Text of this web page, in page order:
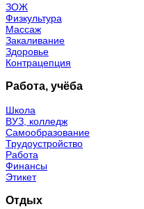
ЗОЖ
Физкультура
Массаж
Закаливание
Здоровье
Контрацепция
Работа, учёба
Школа
ВУЗ, колледж
Самообразование
Трудоустройство
Работа
Финансы
Этикет
Отдых